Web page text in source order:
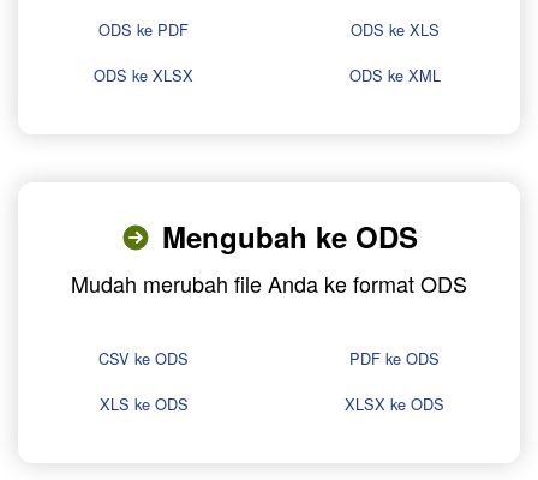
ODS ke PDF
ODS ke XLS
ODS ke XLSX
ODS ke XML
Mengubah ke ODS
Mudah merubah file Anda ke format ODS
CSV ke ODS
PDF ke ODS
XLS ke ODS
XLSX ke ODS